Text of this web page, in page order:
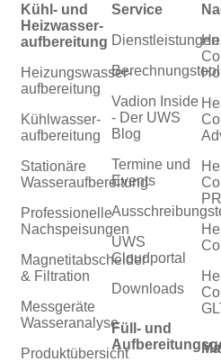
Kühl- und
Heizwasser­
aufbereitung
Heizungswasser­
aufbereitung
Kühlwasser­
aufbereitung
Stationäre
Wasseraufbereitung
Professionelle
Nachspeisungen
Magnetitabscheider
& Filtration
Messgeräte
Wasseranalyse
Produktübersicht
Service
Dienstleistungen
Vadion Inside
- Der UWS
Blog
Termine und
Events
UWS
Cloudportal
Downloads
Füll- und